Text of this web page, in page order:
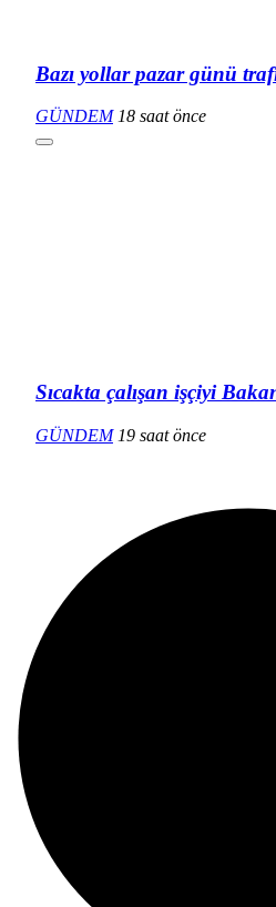
Bazı yollar pazar günü
GÜNDEM 18 saat önce
Sıcakta çalışan işçiyi
GÜNDEM 19 saat önce